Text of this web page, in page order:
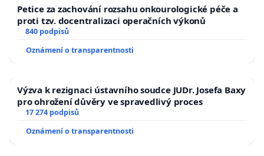
Petice za zachování rozsahu onkourologické péče a
proti tzv. docentralizaci operačních výkonů
840 podpisů
Oznámení o transparentnosti
Výzva k rezignaci ústavního soudce JUDr. Josefa Baxy
pro ohrožení důvěry ve spravedlivý proces
17 274 podpisů
Oznámení o transparentnosti